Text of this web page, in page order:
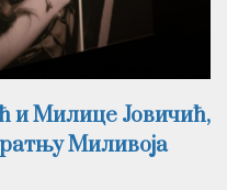
и Милице Јовичић,
Миливоја